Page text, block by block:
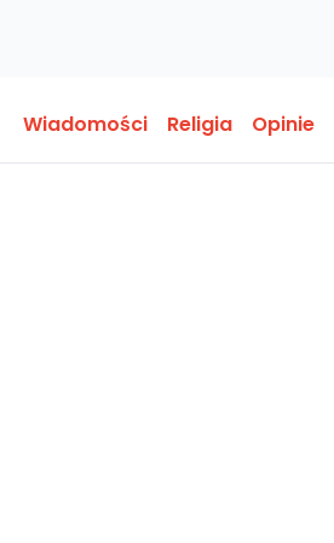
Wiadomości Religia Opinie